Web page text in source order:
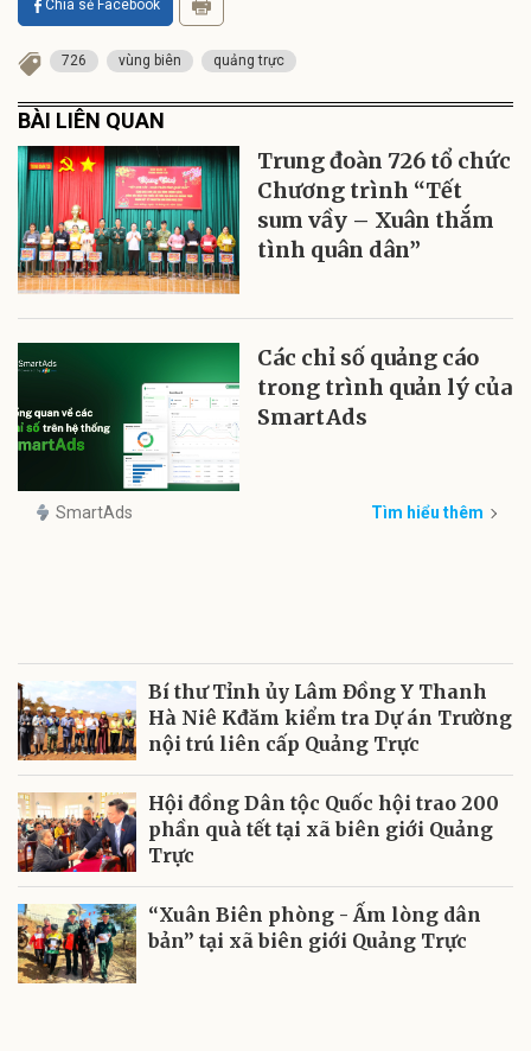
Chia sẻ Facebook
726 vùng biên quảng trực
BÀI LIÊN QUAN
Trung đoàn 726 tổ chức
Chương trình “Tết
sum vầy – Xuân thắm
tình quân dân”
Các chỉ số quảng cáo
trong trình quản lý của
SmartAds
SmartAds Tìm hiểu thêm
Bí thư Tỉnh ủy Lâm Đồng Y Thanh
Hà Niê Kđăm kiểm tra Dự án Trường
nội trú liên cấp Quảng Trực
Hội đồng Dân tộc Quốc hội trao 200
phần quà tết tại xã biên giới Quảng
Trực
“Xuân Biên phòng - Ấm lòng dân
bản” tại xã biên giới Quảng Trực